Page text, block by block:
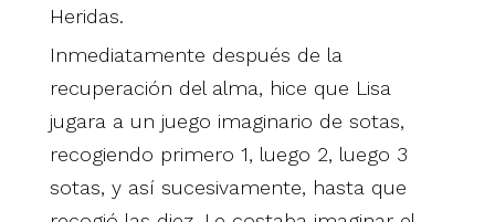
Heridas.
Inmediatamente después de la
recuperación del alma, hice que Lisa
jugara a un juego imaginario de sotas,
recogiendo primero 1, luego 2, luego 3
sotas, y así sucesivamente, hasta que